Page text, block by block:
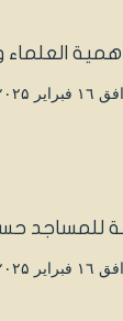
العلماء
للمساجد